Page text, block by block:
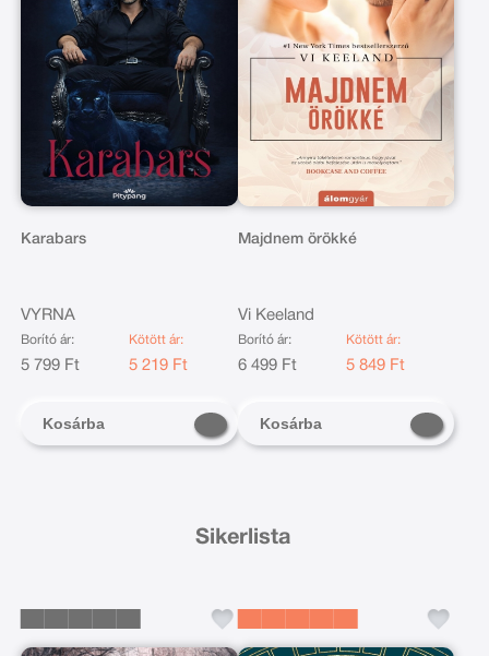
Karabars
VYRNA
Borító ár:
5 799 Ft
Kötött ár:
5 219 Ft
Kosárba
Majdnem örökké
Vi Keeland
Borító ár:
6 499 Ft
Kötött ár:
5 849 Ft
Kosárba
Sikerlista